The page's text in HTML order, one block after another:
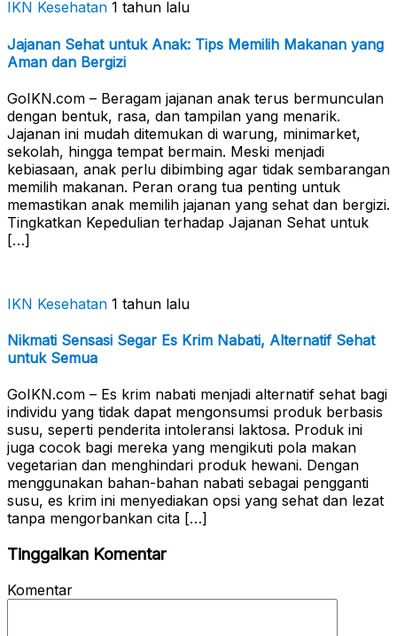
IKN Kesehatan 1 tahun lalu
Jajanan Sehat untuk Anak: Tips Memilih Makanan yang
Aman dan Bergizi
GoIKN.com – Beragam jajanan anak terus bermunculan
dengan bentuk, rasa, dan tampilan yang menarik.
Jajanan ini mudah ditemukan di warung, minimarket,
sekolah, hingga tempat bermain. Meski menjadi
kebiasaan, anak perlu dibimbing agar tidak sembarangan
memilih makanan. Peran orang tua penting untuk
memastikan anak memilih jajanan yang sehat dan bergizi.
Tingkatkan Kepedulian terhadap Jajanan Sehat untuk
[…]
IKN Kesehatan 1 tahun lalu
Nikmati Sensasi Segar Es Krim Nabati, Alternatif Sehat
untuk Semua
GoIKN.com – Es krim nabati menjadi alternatif sehat bagi
individu yang tidak dapat mengonsumsi produk berbasis
susu, seperti penderita intoleransi laktosa. Produk ini
juga cocok bagi mereka yang mengikuti pola makan
vegetarian dan menghindari produk hewani. Dengan
menggunakan bahan-bahan nabati sebagai pengganti
susu, es krim ini menyediakan opsi yang sehat dan lezat
tanpa mengorbankan cita […]
Tinggalkan Komentar
Komentar